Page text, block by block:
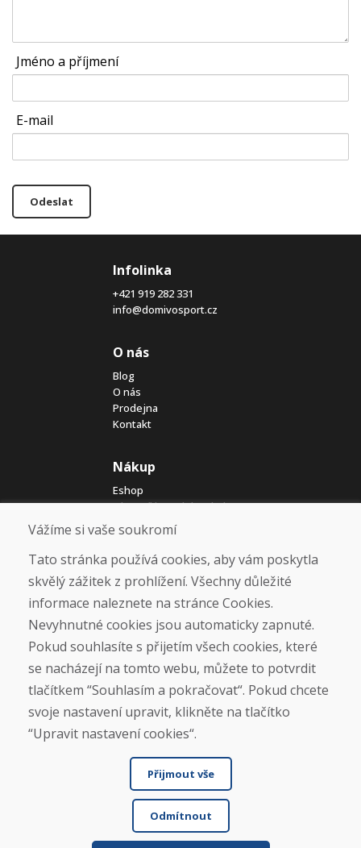
Jméno a příjmení
E-mail
Odeslat
Infolinka
+421 919 282 331
info@domivosport.cz
O nás
Blog
O nás
Prodejna
Kontakt
Nákup
Eshop
Jak posíláme elektrokola
Obchodní podmínky
Doprava
Platba
Vrácení a výměna zboží
Ochrana osobních údajů
Cookies
Sociální sítě
© DOMIVOSPORT 2026, všechna práva vyhrazena
Vážíme si vaše soukromí
Tato stránka používá cookies, aby vám poskytla
skvělý zážitek z prohlížení. Všechny důležité
informace naleznete na stránce Cookies.
Nevyhnutné cookies jsou automaticky zapnuté.
Pokud souhlasíte s přijetím všech cookies, které
se nacházejí na tomto webu, můžete to potvrdit
tlačítkem “Souhlasím a pokračovat“. Pokud chcete
svoje nastavení upravit, klikněte na tlačítko
“Upravit nastavení cookies“.
Přijmout vše
Odmítnout